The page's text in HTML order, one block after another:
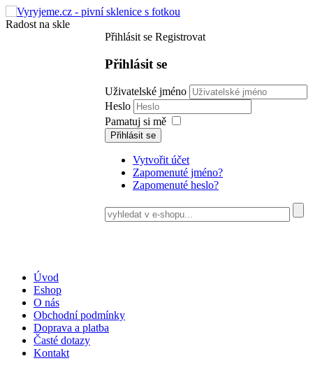
Radost na skle
Přihlásit se Registrovat
Přihlásit se
Uživatelské jméno
Heslo
Pamatuj si mě
Přihlásit se
Vytvořit účet
Zapomenuté jméno?
Zapomenuté heslo?
Úvod
Eshop
O nás
Obchodní podmínky
Doprava a platba
Časté dotazy
Kontakt